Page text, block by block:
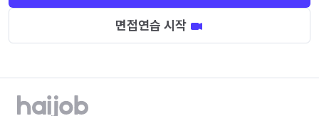
면접연습 시작